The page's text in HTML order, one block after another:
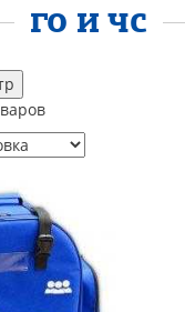
ГО И ЧС